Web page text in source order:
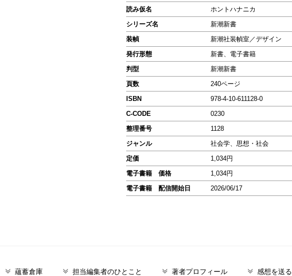
読み仮名
ホントハナニカ
シリーズ名
新潮新書
装幀
新潮社装幀室／デザイン
発行形態
新書、電子書籍
判型
新潮新書
頁数
240ページ
ISBN
978-4-10-611128-0
C-CODE
0230
整理番号
1128
ジャンル
社会学、思想・社会
定価
1,034円
電子書籍 価格
1,034円
電子書籍 配信開始日
2026/06/17
蘊蓄倉庫 担当編集者のひとこと 著者プロフィール 感想を送る